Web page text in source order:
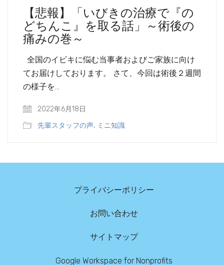
【悲報】「いびきの治療で『の
どちんこ』を取る話」～術後の
痛みの巻～
全国のイビキに悩む当事者およびご家族に向け
てお届けしております。 さて、今回は術後２週間
の様子を…
2022年6月18日
先輩スタッフの声, ミニ知識
プライバシーポリシー
お問い合わせ
サイトマップ
Google Workspace for Nonprofits